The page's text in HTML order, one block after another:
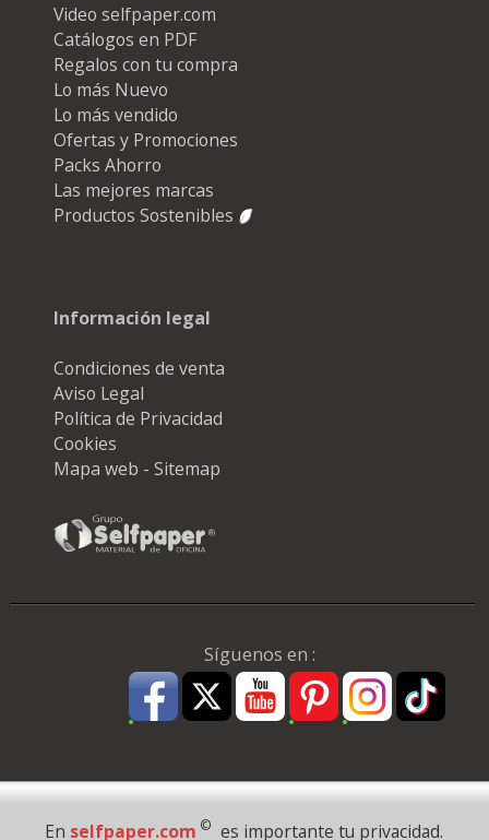
Video selfpaper.com
Catálogos en PDF
Regalos con tu compra
Lo más Nuevo
Lo más vendido
Ofertas y Promociones
Packs Ahorro
Las mejores marcas
Productos Sostenibles
Información legal
Condiciones de venta
Aviso Legal
Política de Privacidad
Cookies
Mapa web - Sitemap
Síguenos en :
Pago Seguro
En selfpaper.com © es importante tu privacidad.